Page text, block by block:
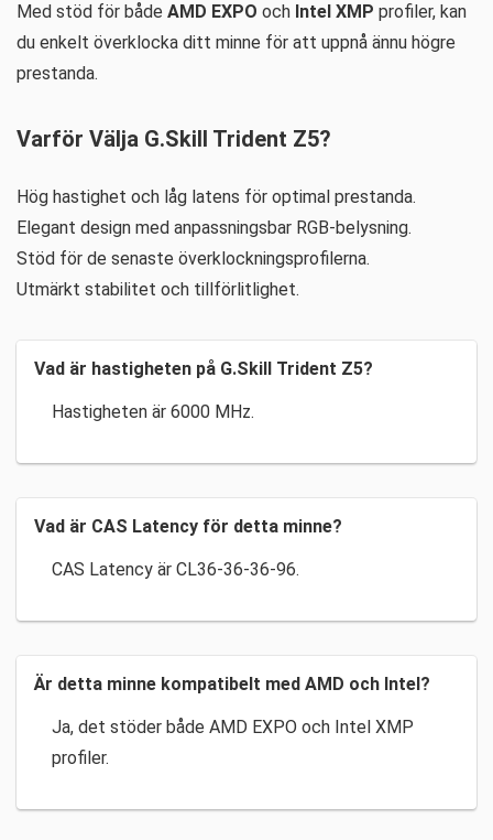
Med stöd för både AMD EXPO och Intel XMP profiler, kan
du enkelt överklocka ditt minne för att uppnå ännu högre
prestanda.
Varför Välja G.Skill Trident Z5?
Hög hastighet och låg latens för optimal prestanda.
Elegant design med anpassningsbar RGB-belysning.
Stöd för de senaste överklockningsprofilerna.
Utmärkt stabilitet och tillförlitlighet.
Vad är hastigheten på G.Skill Trident Z5?
Hastigheten är 6000 MHz.
Vad är CAS Latency för detta minne?
CAS Latency är CL36-36-36-96.
Är detta minne kompatibelt med AMD och Intel?
Ja, det stöder både AMD EXPO och Intel XMP
profiler.